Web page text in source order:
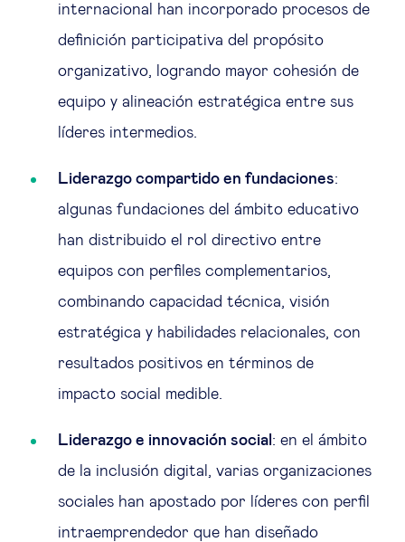
internacional han incorporado procesos de
definición participativa del propósito
organizativo, logrando mayor cohesión de
equipo y alineación estratégica entre sus
líderes intermedios.
Liderazgo compartido en fundaciones:
algunas fundaciones del ámbito educativo
han distribuido el rol directivo entre
equipos con perfiles complementarios,
combinando capacidad técnica, visión
estratégica y habilidades relacionales, con
resultados positivos en términos de
impacto social medible.
Liderazgo e innovación social : en el ámbito
de la inclusión digital, varias organizaciones
sociales han apostado por líderes con perfil
intraemprendedor que han diseñado